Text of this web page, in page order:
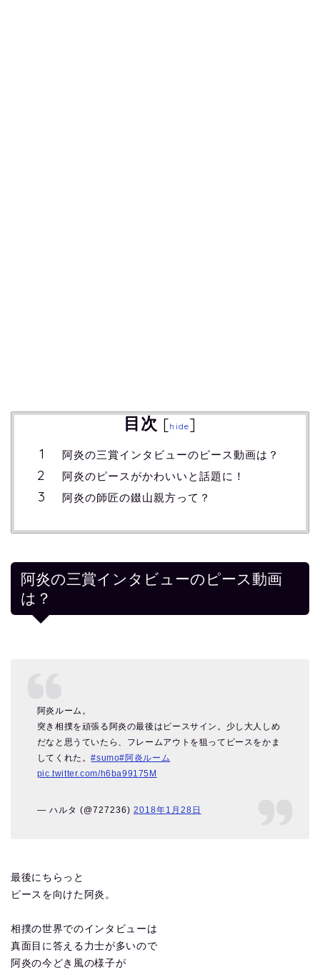
目次 [hide]
阿炎の三賞インタビューのピース動画は？
阿炎のピースがかわいいと話題に！
阿炎の師匠の錣山親方って？
阿炎の三賞インタビューのピース動画
は？
阿炎ルーム。
突き相撲を頑張る阿炎の最後はピースサイン。少し大人しめ
だなと思うていたら、フレームアウトを狙ってピースをかま
してくれた。#sumo#阿炎ルーム
pic.twitter.com/h6ba99175M
— ハルタ (@727236) 2018年1月28日
最後にちらっと
ピースを向けた阿炎。
相撲の世界でのインタビューは
真面目に答える力士が多いので
阿炎の今どき風の様子が